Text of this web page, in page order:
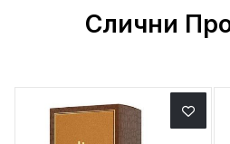
Слични